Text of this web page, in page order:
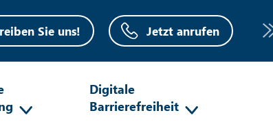
Sie uns! Jetzt anrufen
Digitale
Barrierefreiheit